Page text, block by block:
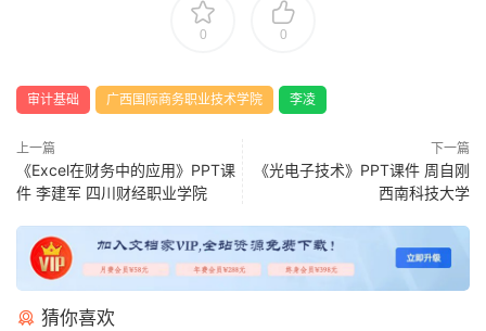
0 0
审计基础 广西国际商务职业技术学院 李凌
上一篇
《Excel在财务中的应用》PPT课
件 李建军 四川财经职业学院
下一篇
《光电子技术》PPT课件 周自刚
西南科技大学
猜你喜欢